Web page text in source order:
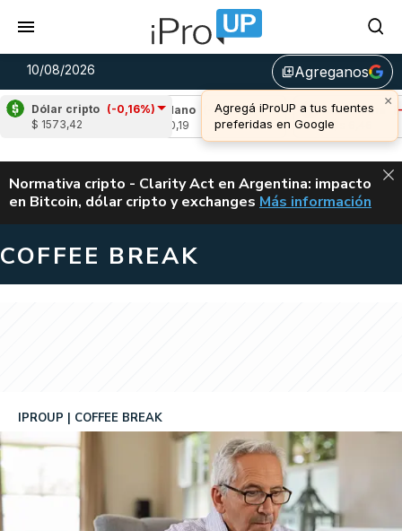
10/08/2026 library_addAgreganos
×
Agregá iProUP a tus fuentes
preferidas en Google
Dólar cripto (-0,16%)
$ 1573,42
Cardano
(-1,97%)
Avalanche (-
u$s 6,46
ALERTA
Normativa cripto - Clarity Act en Argentina: impacto
en Bitcoin, dólar cripto y exchanges CLARITY ACT EN
Más información
COFFEE BREAK
IPROUP COFFEE BREAK